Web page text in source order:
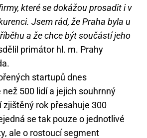
které se dokážou prosadit i v
Jsem rád, že Praha byla u
a že chce být součástí jeho
primátor hl. m. Prahy
startupů dnes
500 lidí a jejich souhrnný
zjištěný rok přesahuje 300
se tak pouze o jednotlivé
ale o rostoucí segment